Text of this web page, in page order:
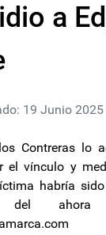
a
19 Junio 2025
Contreras lo
el vínculo y
habría
del